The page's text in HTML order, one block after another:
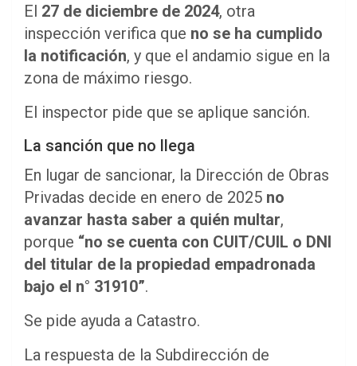
El 27 de diciembre de 2024, otra
inspección verifica que no se ha cumplido
la notificación, y que el andamio sigue en la
zona de máximo riesgo.
El inspector pide que se aplique sanción.
La sanción que no llega
En lugar de sancionar, la Dirección de Obras
Privadas decide en enero de 2025 no
avanzar hasta saber a quién multar,
porque “no se cuenta con CUIT/CUIL o DNI
del titular de la propiedad empadronada
bajo el n° 31910”.
Se pide ayuda a Catastro.
La respuesta de la Subdirección de